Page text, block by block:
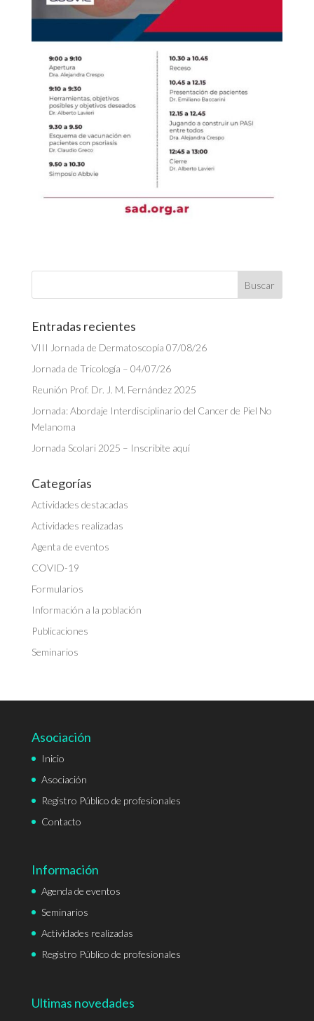
Entradas recientes
VIII Jornada de Dermatoscopía 07/08/26
Jornada de Tricología – 04/07/26
Reunión Prof. Dr. J. M. Fernández 2025
Jornada: Abordaje Interdisciplinario del Cancer de Piel No
Melanoma
Jornada Scolari 2025 – Inscribite aquí
Categorías
Actividades destacadas
Actividades realizadas
Agenta de eventos
COVID-19
Formularios
Información a la población
Publicaciones
Seminarios
Asociación
Inicio
Asociación
Registro Público de profesionales
Contacto
Información
Agenda de eventos
Seminarios
Actividades realizadas
Registro Público de profesionales
Ultimas novedades